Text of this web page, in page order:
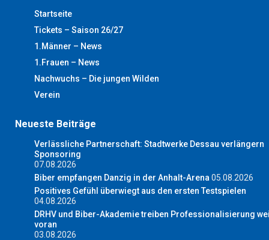
Startseite
Tickets – Saison 26/27
1.Männer – News
1.Frauen – News
Nachwuchs – Die jungen Wilden
Verein
Neueste Beiträge
Verlässliche Partnerschaft: Stadtwerke Dessau verlängern
Sponsoring
07.08.2026
Biber empfangen Danzig in der Anhalt-Arena 05.08.2026
Positives Gefühl überwiegt aus den ersten Testspielen
04.08.2026
DRHV und Biber-Akademie treiben Professionalisierung
voran
03.08.2026